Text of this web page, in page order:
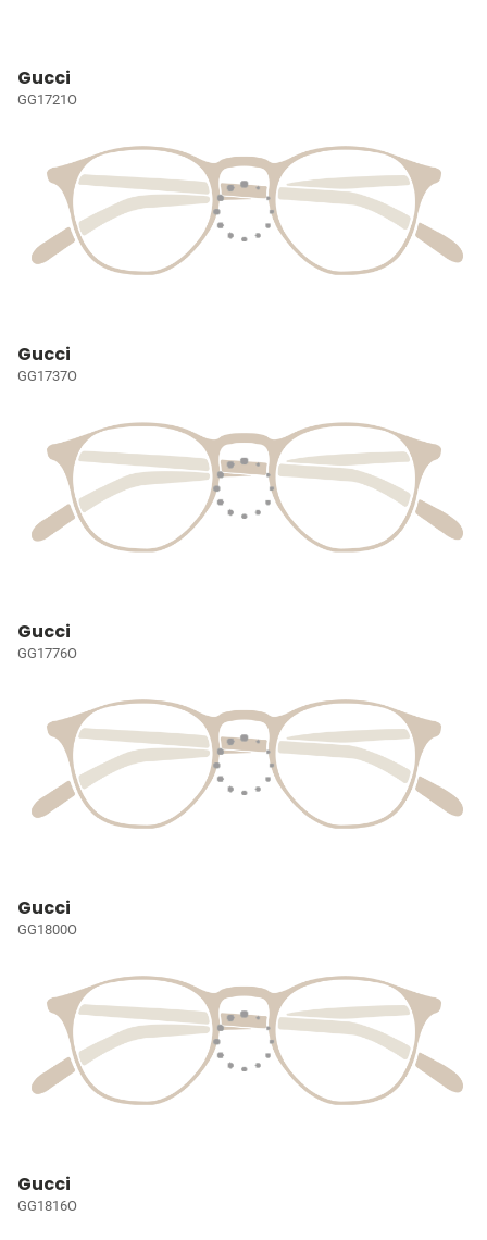
Gucci
GG1721O
Gucci
GG1737O
Gucci
GG1776O
Gucci
GG1800O
Gucci
GG1816O